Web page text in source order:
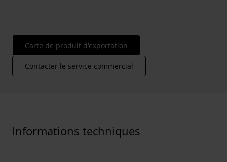
Carte de produit d'exportation
Contacter le service commercial
Informations techniques